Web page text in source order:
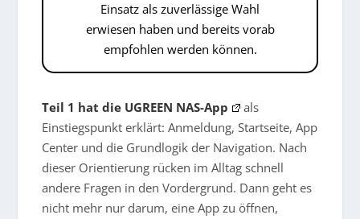
Einsatz als zuverlässige Wahl
erwiesen haben und bereits vorab
empfohlen werden können.
Teil 1 hat die UGREEN NAS-App
als
Einstiegspunkt erklärt: Anmeldung, Startseite, App
Center und die Grundlogik der Navigation. Nach
dieser Orientierung rücken im Alltag schnell
andere Fragen in den Vordergrund. Dann geht es
nicht mehr nur darum, eine App zu öffnen,